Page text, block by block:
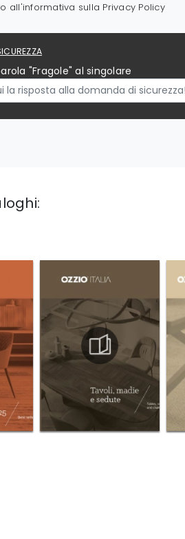
all'informativa sulla Privacy Policy
"Fragole" al singolare